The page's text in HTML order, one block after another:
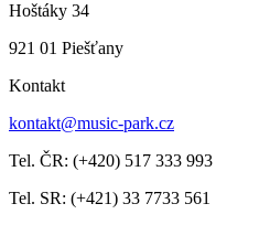
Hoštáky 34
921 01 Piešťany
Kontakt
kontakt@music-park.cz
Tel. ČR: (+420) 517 333 993
Tel. SR: (+421) 33 7733 561